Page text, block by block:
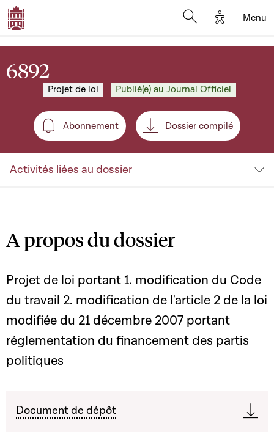
Options
Menu
6892
Projet de loi Publié(e) au Journal Officiel
Abonnement
Abonnement Dossier compilé
Activités liées au dossier
A propos du dossier
Projet de loi portant 1. modification du Code
du travail 2. modification de l'article 2 de la loi
modifiée du 21 décembre 2007 portant
réglementation du financement des partis
politiques
Document de dépôt